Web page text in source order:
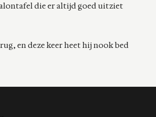
die er altijd goed uitziet
en deze keer heet hij nook bed